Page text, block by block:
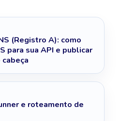
(Registro A): como
para sua API e publicar
e roteamento de